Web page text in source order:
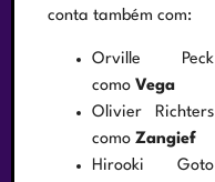
conta também com:
Orville Peck
como Vega
Olivier Richters
como Zangief
Hirooki Goto